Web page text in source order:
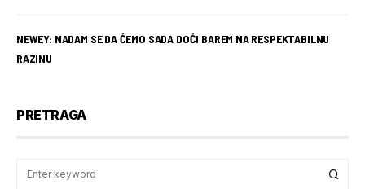
NEWEY: NADAM SE DA ĆEMO SADA DOĆI BAREM NA RESPEKTABILNU
RAZINU
PRETRAGA